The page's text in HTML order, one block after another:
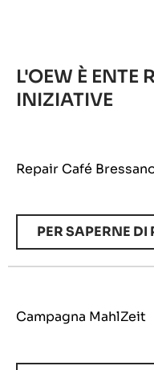
L'OEW È ENTE
INIZIATIVE
Repair Café
PER SAPERNE DI
Campagna MahlZeit